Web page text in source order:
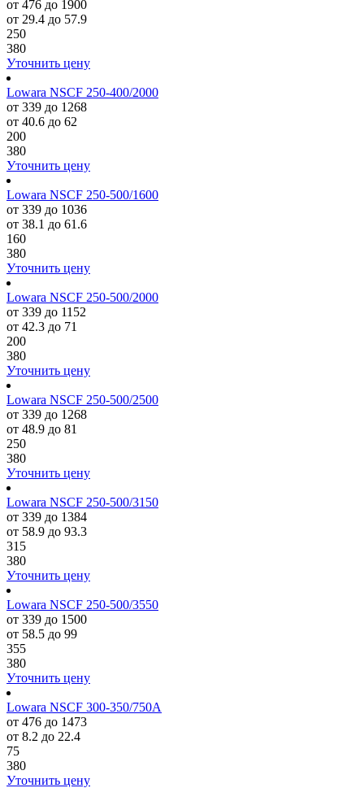
от 476 до 1900
от 29.4 до 57.9
250
380
Уточнить цену
Lowara NSCF 250-400/2000
от 339 до 1268
от 40.6 до 62
200
380
Уточнить цену
Lowara NSCF 250-500/1600
от 339 до 1036
от 38.1 до 61.6
160
380
Уточнить цену
Lowara NSCF 250-500/2000
от 339 до 1152
от 42.3 до 71
200
380
Уточнить цену
Lowara NSCF 250-500/2500
от 339 до 1268
от 48.9 до 81
250
380
Уточнить цену
Lowara NSCF 250-500/3150
от 339 до 1384
от 58.9 до 93.3
315
380
Уточнить цену
Lowara NSCF 250-500/3550
от 339 до 1500
от 58.5 до 99
355
380
Уточнить цену
Lowara NSCF 300-350/750A
от 476 до 1473
от 8.2 до 22.4
75
380
Уточнить цену